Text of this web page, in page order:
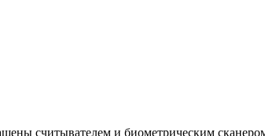
считывателем и биометрическим